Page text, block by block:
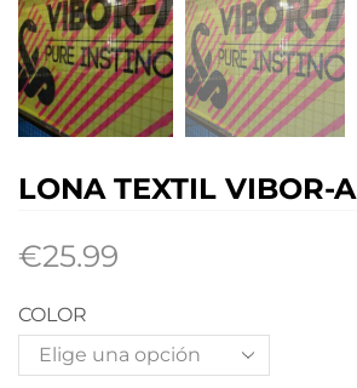
LONA TEXTIL VIBOR-A
€25.99
COLOR